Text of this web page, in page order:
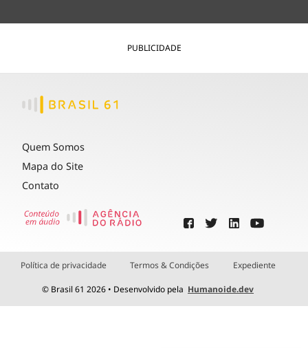
PUBLICIDADE
Quem Somos
Mapa do Site
Contato
Política de privacidade Termos & Condições Expediente
© Brasil 61 2026 • Desenvolvido pela Humanoide.dev